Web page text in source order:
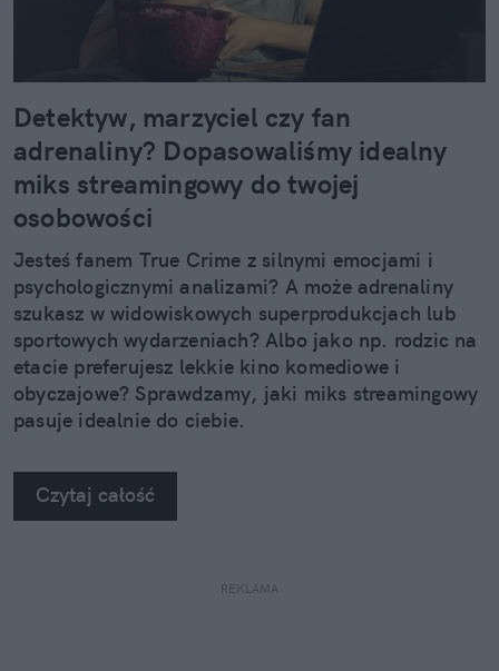
Detektyw, marzyciel czy fan
adrenaliny? Dopasowaliśmy idealny
miks streamingowy do twojej
osobowości
Jesteś fanem True Crime z silnymi emocjami i
psychologicznymi analizami? A może adrenaliny
szukasz w widowiskowych superprodukcjach lub
sportowych wydarzeniach? Albo jako np. rodzic na
etacie preferujesz lekkie kino komediowe i
obyczajowe? Sprawdzamy, jaki miks streamingowy
pasuje idealnie do ciebie.
Czytaj całość
REKLAMA